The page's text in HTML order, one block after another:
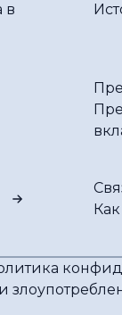
в